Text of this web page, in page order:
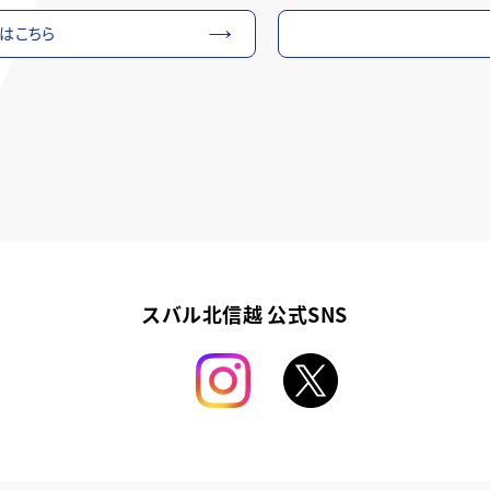
こちら
スバル北信越 公式SNS